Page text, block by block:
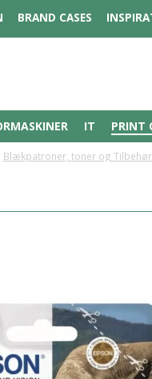
BRAND CASES
IT PRINT
Blækpatroner, toner og Tilbehør